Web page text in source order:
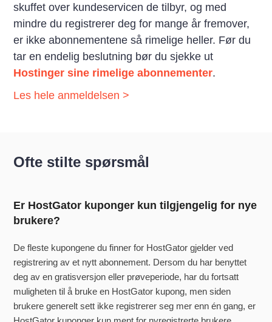
skuffet over kundeservicen de tilbyr, og med
mindre du registrerer deg for mange år fremover,
er ikke abonnementene så rimelige heller. Før du
tar en endelig beslutning bør du sjekke ut
Hostinger sine rimelige abonnementer.
Les hele anmeldelsen >
Ofte stilte spørsmål
Er HostGator kuponger kun tilgjengelig for nye
brukere?
De fleste kupongene du finner for HostGator gjelder ved
registrering av et nytt abonnement. Dersom du har benyttet
deg av en gratisversjon eller prøveperiode, har du fortsatt
muligheten til å bruke en HostGator kupong, men siden
brukere generelt sett ikke registrerer seg mer enn én gang, er